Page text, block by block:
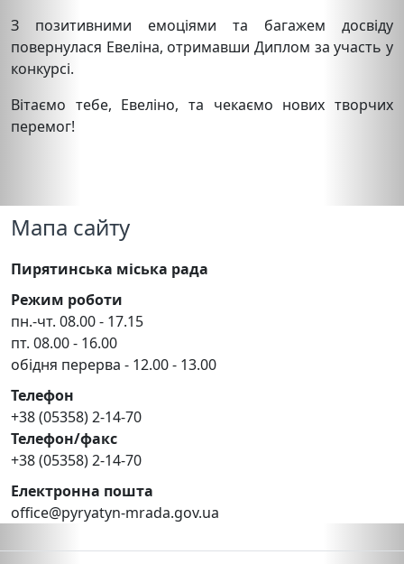
З позитивними емоціями та багажем досвіду
повернулася Евеліна, отримавши Диплом за участь у
конкурсі.
Вітаємо тебе, Евеліно, та чекаємо нових творчих
перемог!
Мапа сайту
Пирятинська міська рада
Режим роботи
пн.-чт. 08.00 - 17.15
пт. 08.00 - 16.00
обідня перерва - 12.00 - 13.00
Телефон
+38 (05358) 2-14-70
Телефон/факс
+38 (05358) 2-14-70
Електронна пошта
office@pyryatyn-mrada.gov.ua